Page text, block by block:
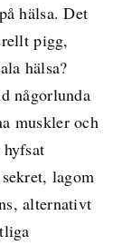
hälsa. Det
pigg,
hälsa?
någorlunda
muskler och
lagom
alternativt